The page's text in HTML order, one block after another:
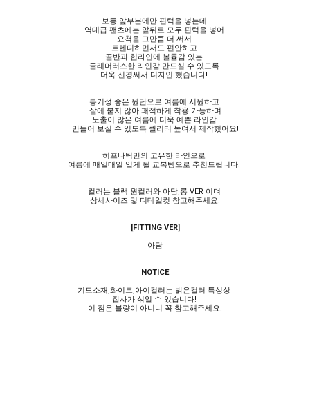
보통 앞부분에만 핀턱을 넣는데
역대급 팬츠에는 앞뒤로 모두 핀턱을 넣어
요척을 그만큼 더 써서
트렌디하면서도 편안하고
골반과 힙라인에 볼륨감 있는
글래머러스한 라인감 만드실 수 있도록
더욱 신경써서 디자인 했습니다!
통기성 좋은 원단으로 여름에 시원하고
살에 붙지 않아 쾌적하게 착용 가능하며
노출이 많은 여름에 더욱 예쁜 라인감
만들어 보실 수 있도록 퀄리티 높여서 제작했어요!
히프나틱만의 고유한 라인으로
여름에 매일매일 입게 될 교복템으로 추천드립니다!
컬러는 블랙 원컬러와 아담,롱 VER 이며
상세사이즈 및 디테일컷 참고해주세요!
[FITTING VER]
아담
NOTICE
기모소재,화이트,아이컬러는 밝은컬러 특성상
잡사가 섞일 수 있습니다!
이 점은 불량이 아니니 꼭 참고해주세요!